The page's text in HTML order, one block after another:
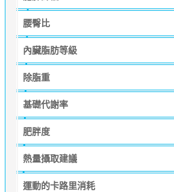
腰臀比
內臟脂肪等級
除脂重
基礎代謝率
肥胖度
熱量攝取建議
運動的卡路里消耗